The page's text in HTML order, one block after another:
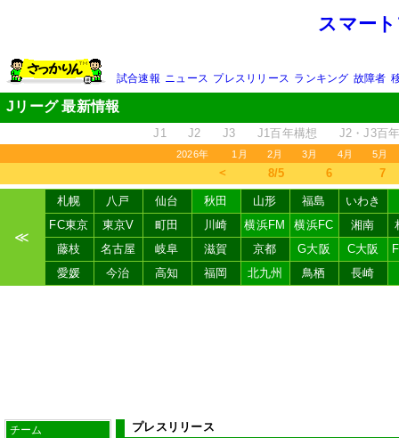
スマー
試合速報 ニュース プレスリリース ランキング 故障者
Jリーグ 最新情報
J1 J2 J3 J1百年構想 J2・J3百
2026年 1月 2月 3月 4月 5月
＜ 8/5 6 7
≪
札幌 八戸 仙台 秋田 山形 福島
いわき
FC東京
東京V 町田 川崎 横浜FM 横浜FC 湘南
藤枝
名古屋 岐阜 滋賀 京都 G大阪 C大阪
愛媛
今治 高知 福岡 北九州 鳥栖 長崎
チーム プレスリリース